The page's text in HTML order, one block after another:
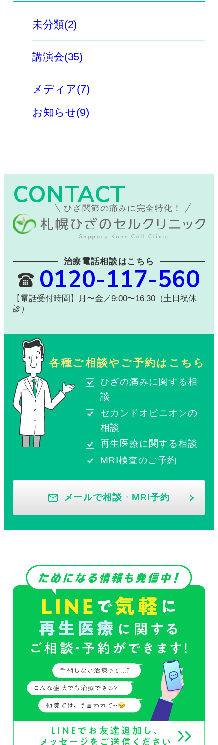
未分類(2)
講演会(35)
メディア(7)
お知らせ(9)
CONTACT
ひざ関節の痛みに完全特化！
治療電話相談はこちら
0120-117-560
【電話受付時間】月〜金／9:00〜16:30（土日祝休
診）
各種ご相談やご予約はこちら
ひざの痛みに関する相
談
セカンドオピニオンの
相談
再生医療に関する相談
MRI検査のご予約
メールで相談・MRI予約